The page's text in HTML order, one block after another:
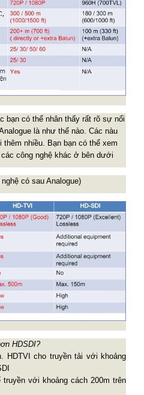
bạn có thể nhân thấy rất rõ sự nổi
là như thế nào. Các nàu
nhiều. Bạn bạn có thể xem
công nghệ khác ở bên dưới
có sau Analogue)
HDSDI?
HDTVI cho truyền tải với khoảng
với khoảng cách 200m trên